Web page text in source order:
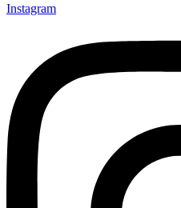
Instagram